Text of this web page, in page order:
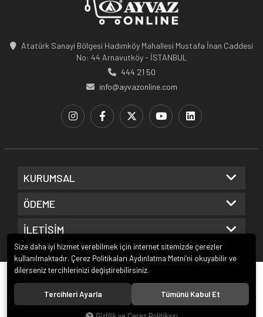
Atatürk Sanayi Bölgesi Hadımköy Mahallesi Mustafa İnan Caddesi
No: 44 Arnavutköy - İSTANBUL
444 21 50
info@ayvazonline.com
KURUMSAL
ÖDEME
İLETİŞİM
Size daha iyi hizmet verebilmek için internet sitemizde çerezler
kullanılmaktadır. Çerez Politikaları Aydınlatma Metni’ni okuyabilir ve
dilerseniz tercihlerinizi değiştirebilirsiniz.
Tercihleri Ayarla Tümünü Kabul Et